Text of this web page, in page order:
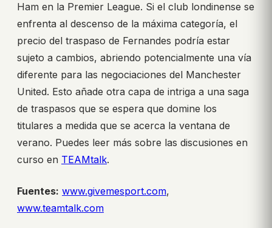
Ham en la Premier League. Si el club londinense se
enfrenta al descenso de la máxima categoría, el
precio del traspaso de Fernandes podría estar
sujeto a cambios, abriendo potencialmente una vía
diferente para las negociaciones del Manchester
United. Esto añade otra capa de intriga a una saga
de traspasos que se espera que domine los
titulares a medida que se acerca la ventana de
verano. Puedes leer más sobre las discusiones en
curso en TEAMtalk.
Fuentes: www.givemesport.com,
www.teamtalk.com